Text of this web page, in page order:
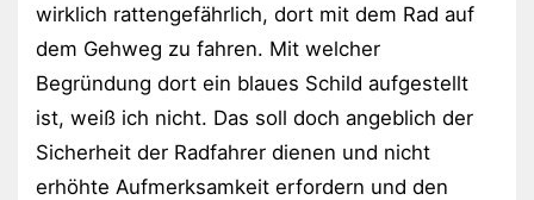
wirklich rattengefährlich, dort mit dem Rad auf
dem Gehweg zu fahren. Mit welcher
Begründung dort ein blaues Schild aufgestellt
ist, weiß ich nicht. Das soll doch angeblich der
Sicherheit der Radfahrer dienen und nicht
erhöhte Aufmerksamkeit erfordern und den